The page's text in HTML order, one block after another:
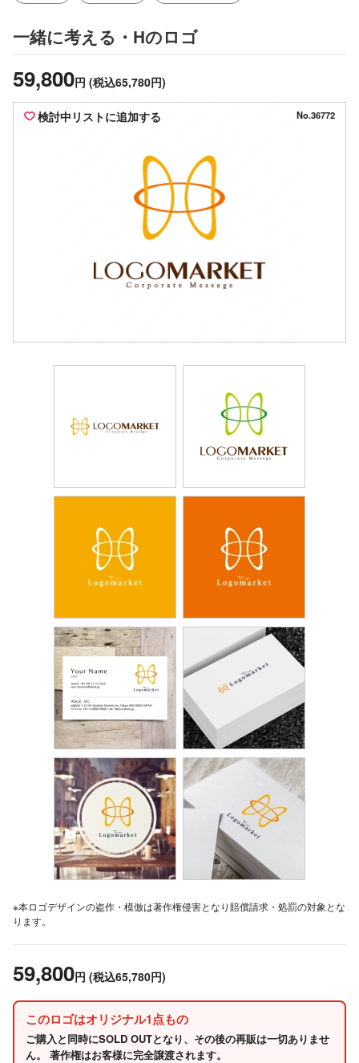
一緒に考える・Hのロゴ
59,800円 (税込65,780円)
検討中リストに追加する No.36772
※本ロゴデザインの盗作・模倣は著作権侵害となり賠償請求・処罰の対象とな
ります。
59,800円 (税込65,780円)
このロゴはオリジナル1点もの
ご購入と同時にSOLD OUTとなり、その後の再販は一切ありませ
ん。 著作権はお客様に完全譲渡されます。